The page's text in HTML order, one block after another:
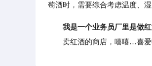
萄酒时，需要综合考虑温度、
我是一个业务员厂里是做
卖红酒的商店，嘻嘻…喜爱